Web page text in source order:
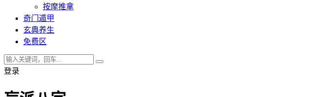
按摩推拿
奇门遁甲
玄典养生
免费区
登录